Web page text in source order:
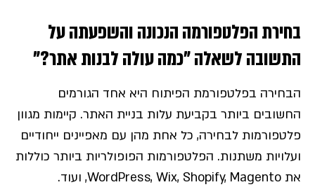
בחירת הפלטפורמה הנכונה והשפעתה על
התשובה לשאלה "כמה עולה לבנות אתר?"
הבחירה בפלטפורמת הפיתוח היא אחד הגורמים
החשובים ביותר בקביעת עלות בניית האתר. קיימות מגוון
פלטפורמות לבחירה, כל אחת מהן עם מאפיינים ייחודיים
ועלויות משתנות. הפלטפורמות הפופולריות ביותר כוללות
את WordPress, Wix, Shopify, Magento, ועוד.